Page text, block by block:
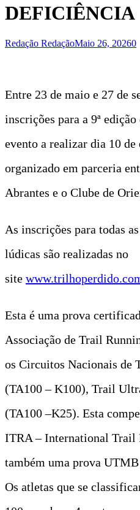
DEFICIÊNCIA
Redação RedaçãoMaio 26, 20260
Entre 23 de maio e 27 de
inscrições para a 9ª
evento a realizar dia 10 de
organizado em parceria
Abrantes e o Clube de
As inscrições para todas
lúdicas são realizadas no
site
Esta é uma prova
Associação de Trail
os Circuitos Nacionais de
(TA100 – K100), Trail
(TA100 –K25). Esta
ITRA – International Trail
também uma prova
Os atletas que se